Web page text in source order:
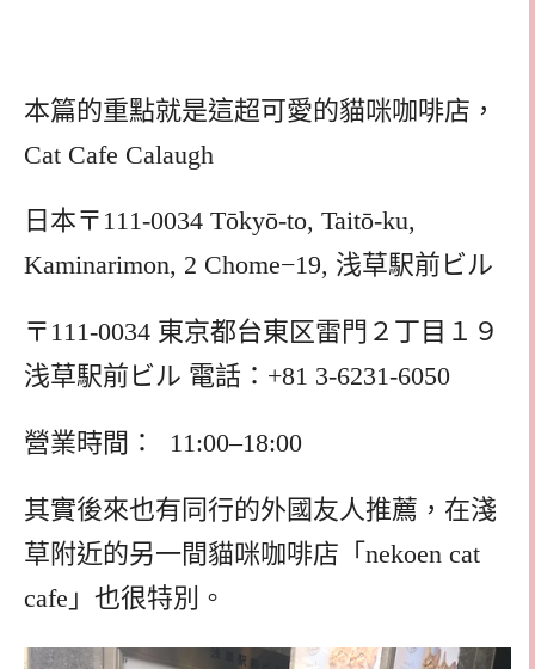
本篇的重點就是這超可愛的貓咪咖啡店，
Cat Cafe Calaugh
日本〒111-0034 Tōkyō-to, Taitō-ku,
Kaminarimon, 2 Chome−19, 浅草駅前ビル
〒111-0034 東京都台東区雷門２丁目１９
浅草駅前ビル 電話：+81 3-6231-6050
營業時間： 11:00–18:00
其實後來也有同行的外國友人推薦，在淺
草附近的另一間貓咪咖啡店「nekoen cat
cafe」也很特別。